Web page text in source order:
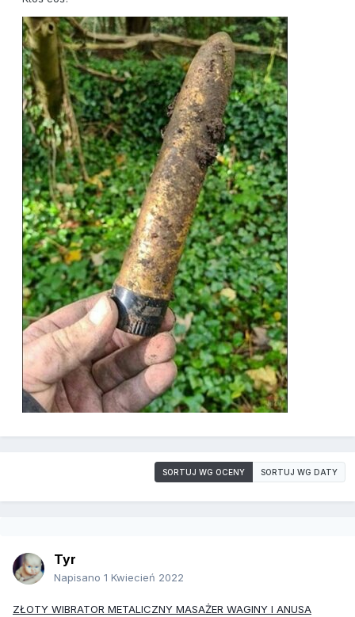
SORTUJ WG OCENY SORTUJ WG DATY
Tyr
Napisano 1 Kwiecień 2022
ZŁOTY WIBRATOR METALICZNY MASAŻER WAGINY I ANUSA